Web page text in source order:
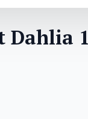
Dahlia